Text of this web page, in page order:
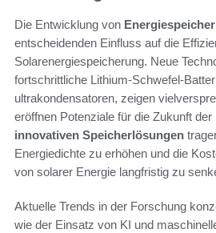
Die Entwicklung von
entscheidenden Einfluss auf die
Solarenergiespeicherung. Neue
fortschrittliche Lithium-Schwefel-
ultrakondensatoren, zeigen
eröffnen Potenziale für die Zukunft
innovativen Speicherlösungen
Energiedichte zu erhöhen und die
von solarer Energie langfristig zu
Aktuelle Trends in der Forschung
wie der Einsatz von KI und